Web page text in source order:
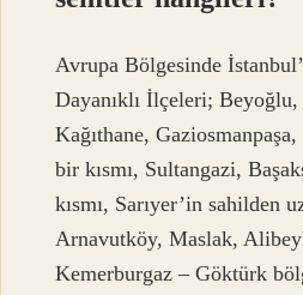
Avrupa Bölgesinde
Dayanıklı İlçeleri;
Kağıthane,
bir kısmı, Sultangazi,
kısmı, Sarıyer’in sahilden
Arnavutköy, Maslak,
Kemerburgaz – Göktürk